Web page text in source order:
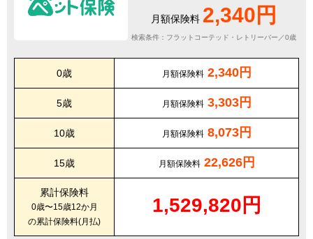
月額保険料 2,340円
検索条件：フラットコーテッド・レトリーバー／0歳
0歳 月額保険料 2,340円
5歳 月額保険料 3,303円
10歳 月額保険料 8,073円
15歳 月額保険料 22,626円
累計保険料
0歳〜15歳12か月
の累計保険料(月払)
1,529,820円